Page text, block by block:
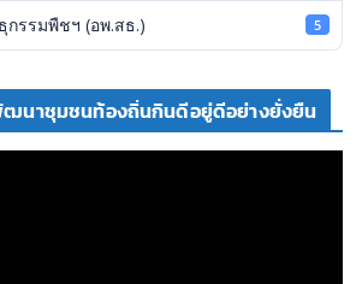
รรมพืชฯ (อพ.สธ.) 5
ฒนาชุมชนท้องถิ่นกินดีอยู่ดีอย่างยั่งยืน